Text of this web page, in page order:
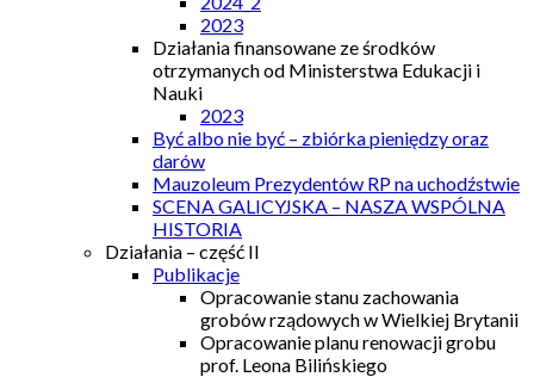
2023
Działania finansowane ze środków
otrzymanych od Ministerstwa Edukacji i
Nauki
2023
Być albo nie być – zbiórka pieniędzy oraz
darów
Mauzoleum Prezydentów RP na uchodźstwie
SCENA GALICYJSKA – NASZA WSPÓLNA
HISTORIA
Działania – część II
Publikacje
Opracowanie stanu zachowania
grobów rządowych w Wielkiej Brytanii
Opracowanie planu renowacji grobu
prof. Leona Bilińskiego